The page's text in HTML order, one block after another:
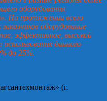
оборудования
На протяжении всего
оборудование
эффективное, высокой
данного
до 25%.
(г.